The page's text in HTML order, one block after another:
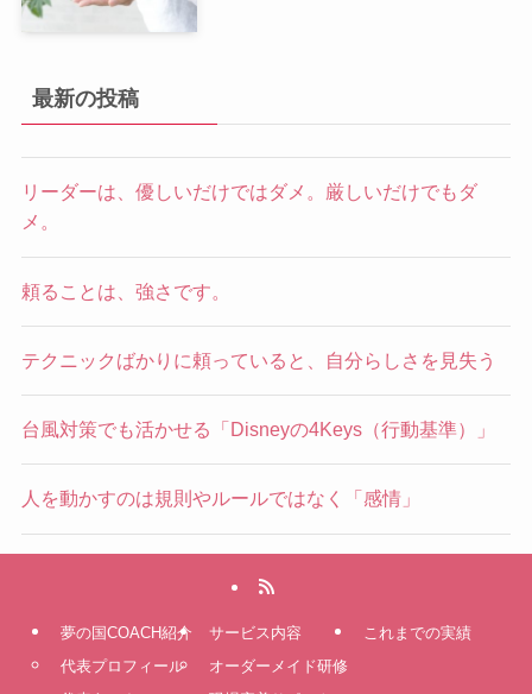
最新の投稿
リーダーは、優しいだけではダメ。厳しいだけでもダ
メ。
頼ることは、強さです。
テクニックばかりに頼っていると、自分らしさを見失う
台風対策でも活かせる「Disneyの4Keys（行動基準）」
人を動かすのは規則やルールではなく「感情」
夢の国COACH紹介
代表プロフィール
サービス内容
オーダーメイド研修
これまでの実績